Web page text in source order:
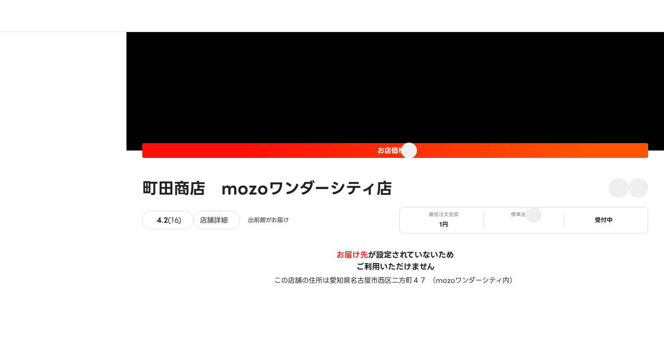
町田商店 mozoワンダーシティ店
お店価格
4.2(16) 16件のレビュー
店舗詳細 出前館がお届け
最低注文金額
1円
標準送料
ステータス
受付中
お届け先が設定されていないため
ご利用いただけません
この店舗の住所は愛知県名古屋市西区二方町４７ （mozoワンダーシティ内）